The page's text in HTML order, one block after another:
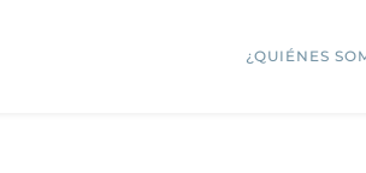
¿QUIÉNES